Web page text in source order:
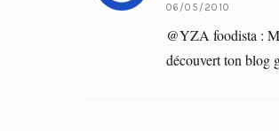
06/05/2010
@YZA foodista :
découvert ton blog